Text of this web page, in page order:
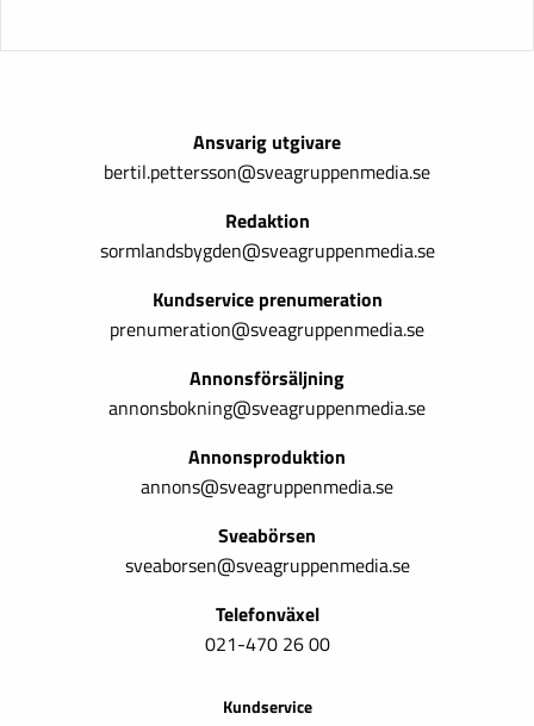
Ansvarig utgivare
bertil.pettersson@sveagruppenmedia.se
Redaktion
sormlandsbygden@sveagruppenmedia.se
Kundservice prenumeration
prenumeration@sveagruppenmedia.se
Annonsförsäljning
annonsbokning@sveagruppenmedia.se
Annonsproduktion
annons@sveagruppenmedia.se
Sveabörsen
sveaborsen@sveagruppenmedia.se
Telefonväxel
021-470 26 00
Kundservice